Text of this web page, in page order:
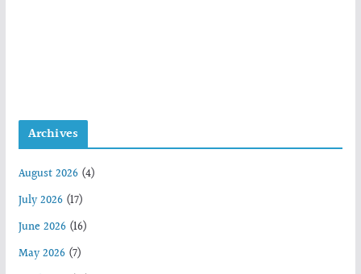
Archives
August 2026(4)
July 2026(17)
June 2026(16)
May 2026(7)